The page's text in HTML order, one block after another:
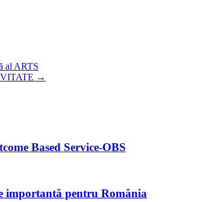
al ARTS
→
Based Service-OBS
importantă pentru România